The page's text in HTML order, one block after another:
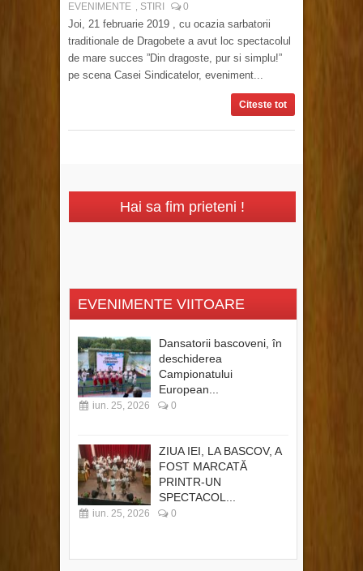
EVENIMENTE STIRI 0
Joi, 21 februarie 2019 , cu ocazia sarbatorii
traditionale de Dragobete a avut loc spectacolul
de mare succes ”Din dragoste, pur si simplu!”
pe scena Casei Sindicatelor, eveniment...
Citeste tot
Hai sa fim prieteni !
EVENIMENTE VIITOARE
Dansatorii bascoveni, în
deschiderea
Campionatului
European...
iun. 25, 2026 0
ZIUA IEI, LA BASCOV, A
FOST MARCATĂ
PRINTR-UN
SPECTACOL...
iun. 25, 2026 0